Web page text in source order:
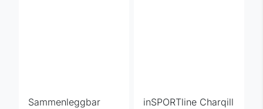
Sammenleggbar
inSPORTline Charqill